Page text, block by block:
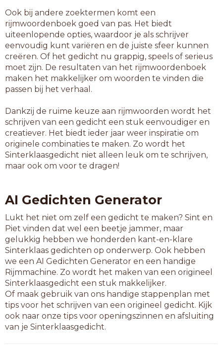
schipbrug
smartdrug
spoorbrug
stadsbrug
stroomrug
watervlug
zweefbrug
baileybrug
kanaalbrug
malariamug
ophaalbrug
pijlerbrug
pontonbrug
wandelbrug
11-letterwoorden
basculebrug
baskuulbrug
kettingbrug
knuppelbrug
langpootmug
12-letterwoorden
commandobrug
designerdrug
fietsersbrug
Ook bij andere zoektermen komt een
rijmwoordenboek goed van pas. Het biedt
uiteenlopende opties, waardoor je als schrijver
eenvoudig kunt variëren en de juiste sfeer kunnen
creëren. Of het gedicht nu grappig, speels of serieus
moet zijn. De resultaten van het rijmwoordenboek
maken het makkelijker om woorden te vinden die
passen bij het verhaal.
Dankzij de ruime keuze aan rijmwoorden wordt het
schrijven van een gedicht een stuk eenvoudiger en
creatiever. Het biedt ieder jaar weer inspiratie om
originele combinaties te maken. Zo wordt het
Sinterklaasgedicht niet alleen leuk om te schrijven,
maar ook om voor te dragen!
AI Gedichten Generator
Lukt het niet om zelf een gedicht te maken? Sint en
Piet vinden dat wel een beetje jammer, maar
gelukkig hebben we honderden kant-en-klare
Sinterklaas gedichten op onderwerp. Ook hebben
we een AI Gedichten Generator en een handige
Rijmmachine. Zo wordt het maken van een origineel
Sinterklaasgedicht een stuk makkelijker.
Of maak gebruik van ons handige stappenplan met
tips voor het schrijven van een origineel gedicht. Kijk
ook naar onze tips voor openingszinnen en afsluiting
van je Sinterklaasgedicht.